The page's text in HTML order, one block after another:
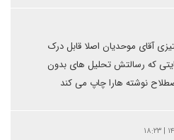
آقای موحدیان اصلا قابل درک
که رسالتش تحلیل های بدون
نوشته هارا چاپ می کند